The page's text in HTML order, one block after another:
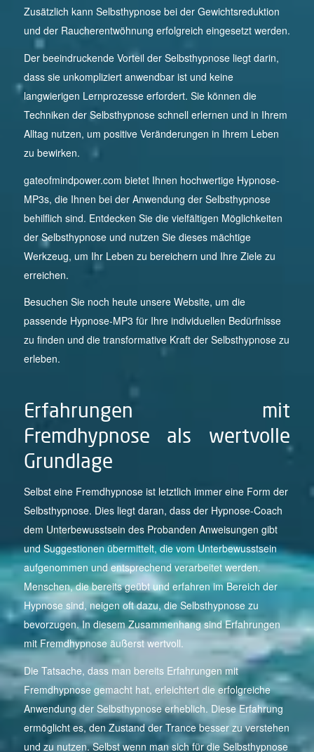
Zusätzlich kann Selbsthypnose bei der Gewichtsreduktion
und der Raucherentwöhnung erfolgreich eingesetzt werden.
Der beeindruckende Vorteil der Selbsthypnose liegt darin,
dass sie unkompliziert anwendbar ist und keine
langwierigen Lernprozesse erfordert. Sie können die
Techniken der Selbsthypnose schnell erlernen und in Ihrem
Alltag nutzen, um positive Veränderungen in Ihrem Leben
zu bewirken.
gateofmindpower.com bietet Ihnen hochwertige Hypnose-
MP3s, die Ihnen bei der Anwendung der Selbsthypnose
behilflich sind. Entdecken Sie die vielfältigen Möglichkeiten
der Selbsthypnose und nutzen Sie dieses mächtige
Werkzeug, um Ihr Leben zu bereichern und Ihre Ziele zu
erreichen.
Besuchen Sie noch heute unsere Website, um die
passende Hypnose-MP3 für Ihre individuellen Bedürfnisse
zu finden und die transformative Kraft der Selbsthypnose zu
erleben.
Erfahrungen mit
Fremdhypnose als wertvolle
Grundlage
Selbst eine Fremdhypnose ist letztlich immer eine Form der
Selbsthypnose. Dies liegt daran, dass der Hypnose-Coach
dem Unterbewusstsein des Probanden Anweisungen gibt
und Suggestionen übermittelt, die vom Unterbewusstsein
aufgenommen und entsprechend verarbeitet werden.
Menschen, die bereits geübt und erfahren im Bereich der
Hypnose sind, neigen oft dazu, die Selbsthypnose zu
bevorzugen. In diesem Zusammenhang sind Erfahrungen
mit Fremdhypnose äußerst wertvoll.
Die Tatsache, dass man bereits Erfahrungen mit
Fremdhypnose gemacht hat, erleichtert die erfolgreiche
Anwendung der Selbsthypnose erheblich. Diese Erfahrung
ermöglicht es, den Zustand der Trance besser zu verstehen
und zu nutzen. Selbst wenn man sich für die Selbsthypnose